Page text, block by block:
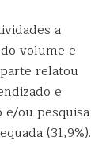
a
volume e
relatou
e
e/ou pesquisa
(31,9%).